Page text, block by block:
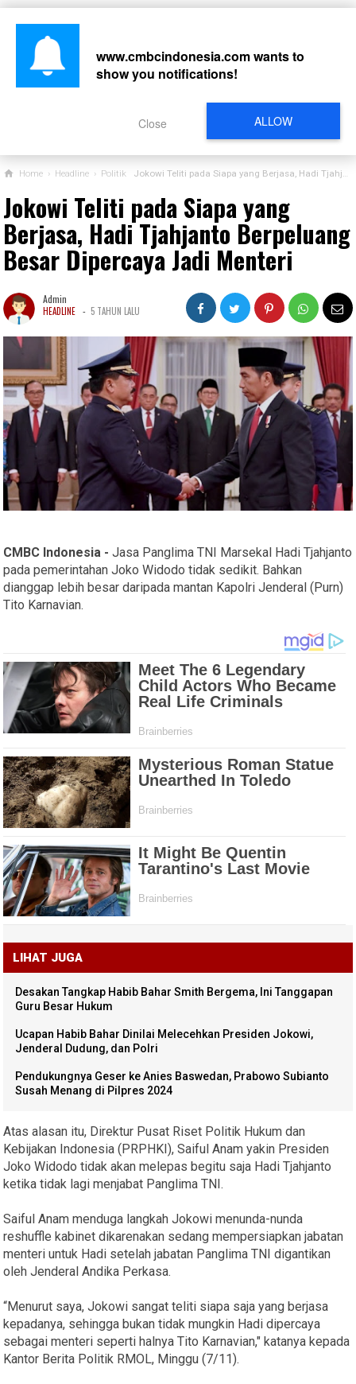
Home › Headline › Politik Jokowi Teliti pada Siapa yang Berjasa, Hadi Tjahjanto Berpeluang Besar Dipercaya Jadi Menteri
Jokowi Teliti pada Siapa yang
Berjasa, Hadi Tjahjanto Berpeluang
Besar Dipercaya Jadi Menteri
Admin
HEADLINE - 5 TAHUN LALU
CMBC Indonesia - Jasa Panglima TNI Marsekal Hadi Tjahjanto
pada pemerintahan Joko Widodo tidak sedikit. Bahkan
dianggap lebih besar daripada mantan Kapolri Jenderal (Purn)
Tito Karnavian.
LIHAT JUGA
Desakan Tangkap Habib Bahar Smith Bergema, Ini Tanggapan
Guru Besar Hukum
Ucapan Habib Bahar Dinilai Melecehkan Presiden Jokowi,
Jenderal Dudung, dan Polri
Pendukungnya Geser ke Anies Baswedan, Prabowo Subianto
Susah Menang di Pilpres 2024
Atas alasan itu, Direktur Pusat Riset Politik Hukum dan
Kebijakan Indonesia (PRPHKI), Saiful Anam yakin Presiden
Joko Widodo tidak akan melepas begitu saja Hadi Tjahjanto
ketika tidak lagi menjabat Panglima TNI.
Saiful Anam menduga langkah Jokowi menunda-nunda
reshuffle kabinet dikarenakan sedang mempersiapkan jabatan
menteri untuk Hadi setelah jabatan Panglima TNI digantikan
oleh Jenderal Andika Perkasa.
“Menurut saya, Jokowi sangat teliti siapa saja yang berjasa
kepadanya, sehingga bukan tidak mungkin Hadi dipercaya
sebagai menteri seperti halnya Tito Karnavian," katanya kepada
Kantor Berita Politik RMOL, Minggu (7/11).
www.cmbcindonesia.comwants to
show you notifications!
ALLOW
Close